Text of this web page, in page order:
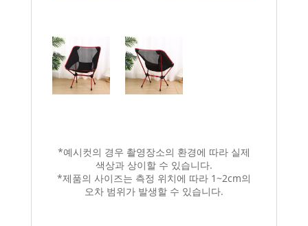
*예시컷의 경우 촬영장소의 환경에 따라 실제
색상과 상이할 수 있습니다.
*제품의 사이즈는 측정 위치에 따라 1~2cm의
오차 범위가 발생할 수 있습니다.